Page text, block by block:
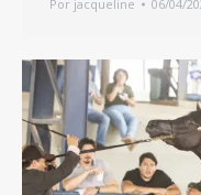
Por jacqueline 06/04/